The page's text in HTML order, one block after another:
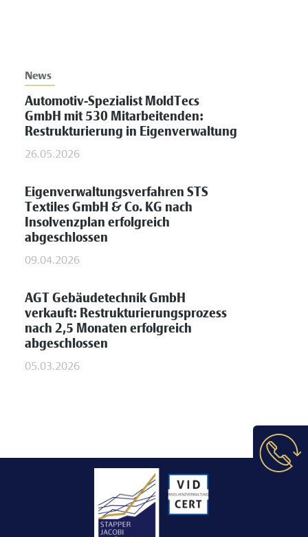
News
Automotiv-Spezialist MoldTecs
GmbH mit 530 Mitarbeitenden:
Restrukturierung in Eigenverwaltung
26.05.2026
Eigenverwaltungsverfahren STS
Textiles GmbH & Co. KG nach
Insolvenzplan erfolgreich
abgeschlossen
09.04.2026
AGT Gebäudetechnik GmbH
verkauft: Restrukturierungsprozess
nach 2,5 Monaten erfolgreich
abgeschlossen
05.03.2026